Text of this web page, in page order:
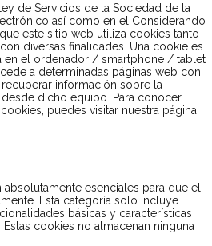
de Servicios de la Sociedad de la
así como en el Considerando
este sitio web utiliza cookies tanto
diversas finalidades. Una cookie es
en el ordenador / smartphone / tablet
a determinadas páginas web con
información sobre la
dicho equipo. Para conocer
puedes visitar nuestra página
absolutamente esenciales para que el
Esta categoría solo incluye
básicas y características
cookies no almacenan ninguna